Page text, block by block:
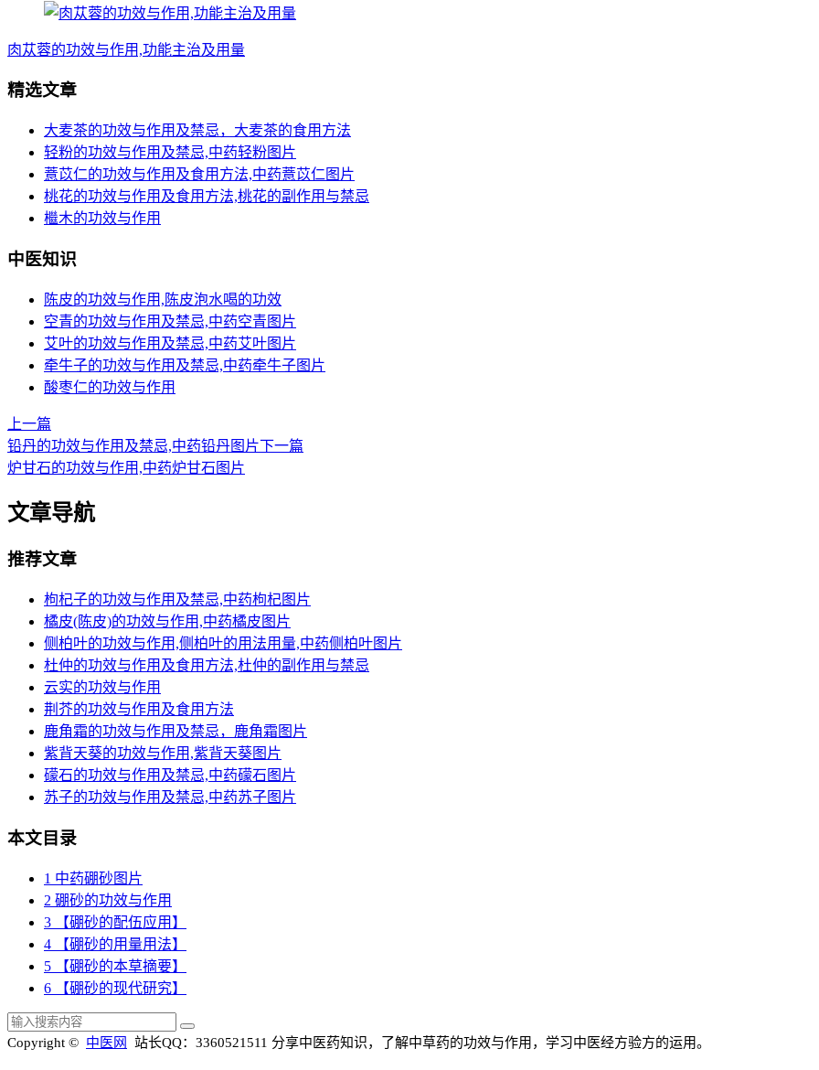
肉苁蓉的功效与作用,功能主治及用量
精选文章
大麦茶的功效与作用及禁忌，大麦茶的食用方法
轻粉的功效与作用及禁忌,中药轻粉图片
薏苡仁的功效与作用及食用方法,中药薏苡仁图片
桃花的功效与作用及食用方法,桃花的副作用与禁忌
檵木的功效与作用
中医知识
陈皮的功效与作用,陈皮泡水喝的功效
空青的功效与作用及禁忌,中药空青图片
艾叶的功效与作用及禁忌,中药艾叶图片
牵牛子的功效与作用及禁忌,中药牵牛子图片
酸枣仁的功效与作用
上一篇
铅丹的功效与作用及禁忌,中药铅丹图片下一篇
炉甘石的功效与作用,中药炉甘石图片
文章导航
推荐文章
枸杞子的功效与作用及禁忌,中药枸杞图片
橘皮(陈皮)的功效与作用,中药橘皮图片
侧柏叶的功效与作用,侧柏叶的用法用量,中药侧柏叶图片
杜仲的功效与作用及食用方法,杜仲的副作用与禁忌
云实的功效与作用
荆芥的功效与作用及食用方法
鹿角霜的功效与作用及禁忌，鹿角霜图片
紫背天葵的功效与作用,紫背天葵图片
礞石的功效与作用及禁忌,中药礞石图片
苏子的功效与作用及禁忌,中药苏子图片
本文目录
1 中药硼砂图片
2 硼砂的功效与作用
3 【硼砂的配伍应用】
4 【硼砂的用量用法】
5 【硼砂的本草摘要】
6 【硼砂的现代研究】
Copyright © 中医网 站长QQ：3360521511 分享中医药知识，了解中草药的功效与作用，学习中医经方验方的运用。